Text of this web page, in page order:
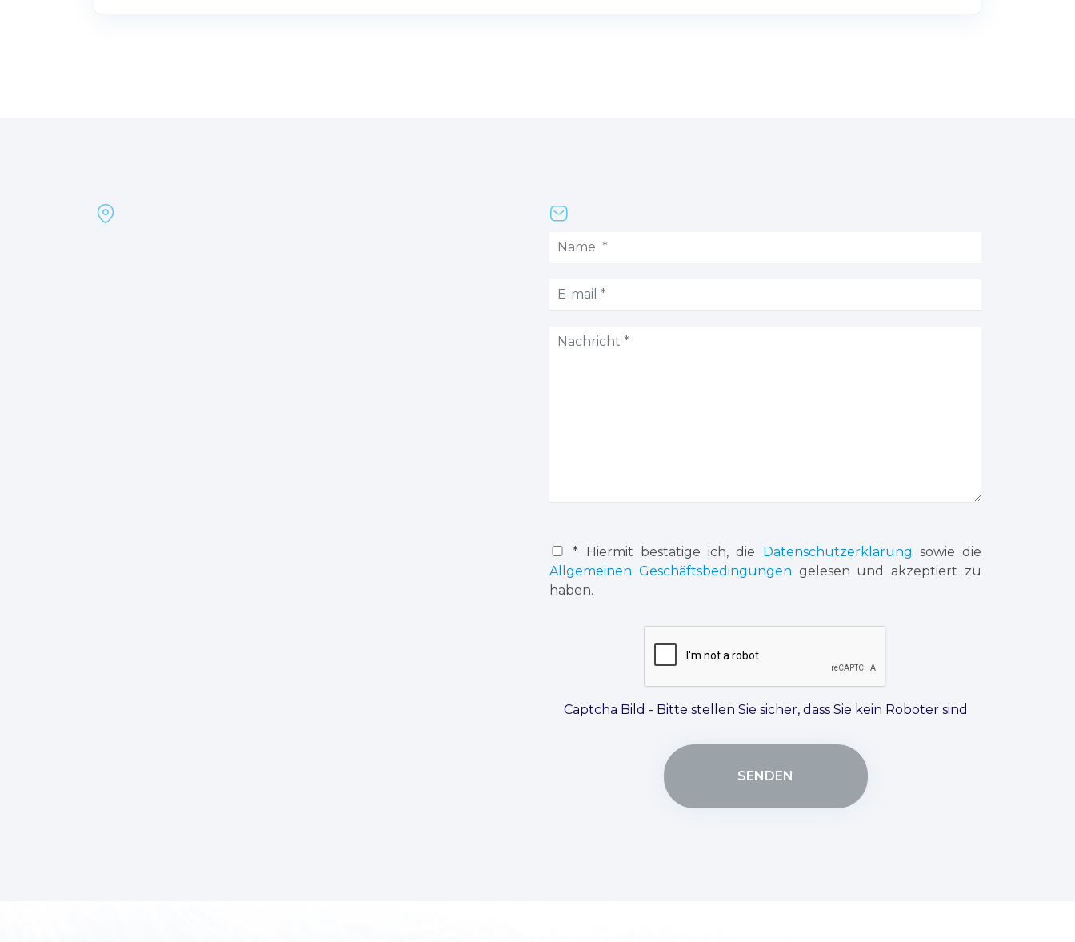
* Hiermit bestätige ich, die Datenschutzerklärung sowie die
Allgemeinen Geschäftsbedingungen gelesen und akzeptiert zu
haben.
Captcha Bild - Bitte stellen Sie sicher, dass Sie kein Roboter sind
SENDEN